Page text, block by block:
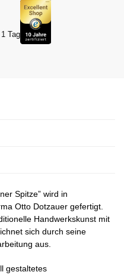
Tag
Spitze” wird in
Otto Dotzauer gefertigt.
Handwerkskunst mit
sich durch seine
aus.
gestaltetes